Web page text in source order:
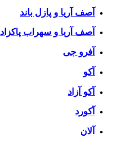
آصف آریا و پازل باند
آصف آریا و سهراب پاکزاد
آفرو جی
آکو
آکو آزاد
آکورد
آلان